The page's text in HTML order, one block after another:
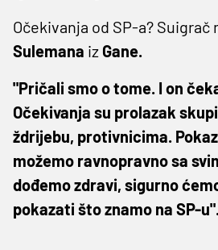
Očekivanja od SP-a? Suigrač
Sulemana iz Gane.
"Pričali smo o tome. I on
Očekivanja su prolazak
ždrijebu, protivnicima.
možemo ravnopravno sa
dođemo zdravi, sigurno
pokazati što znamo na SP-